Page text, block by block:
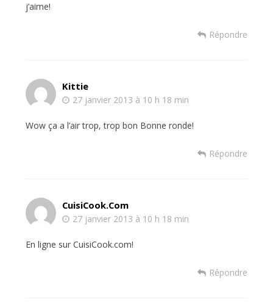
j’aime!
Répondre
Kittie
27 janvier 2013 à 10 h 18 min
Wow ça a l’air trop, trop bon Bonne ronde!
Répondre
CuisiCook.com
27 janvier 2013 à 10 h 18 min
En ligne sur CuisiCook.com!
Répondre